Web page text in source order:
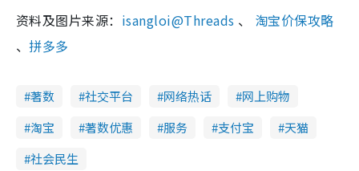
资料及图片来源： isangloi@Threads 、 淘宝价保攻略
、拼多多
著数 社交平台 网络热话
网上购物
淘宝
著数优惠 服务 支付宝
天猫
社会民生